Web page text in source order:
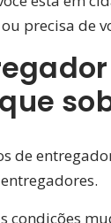
precisa de
de
condições